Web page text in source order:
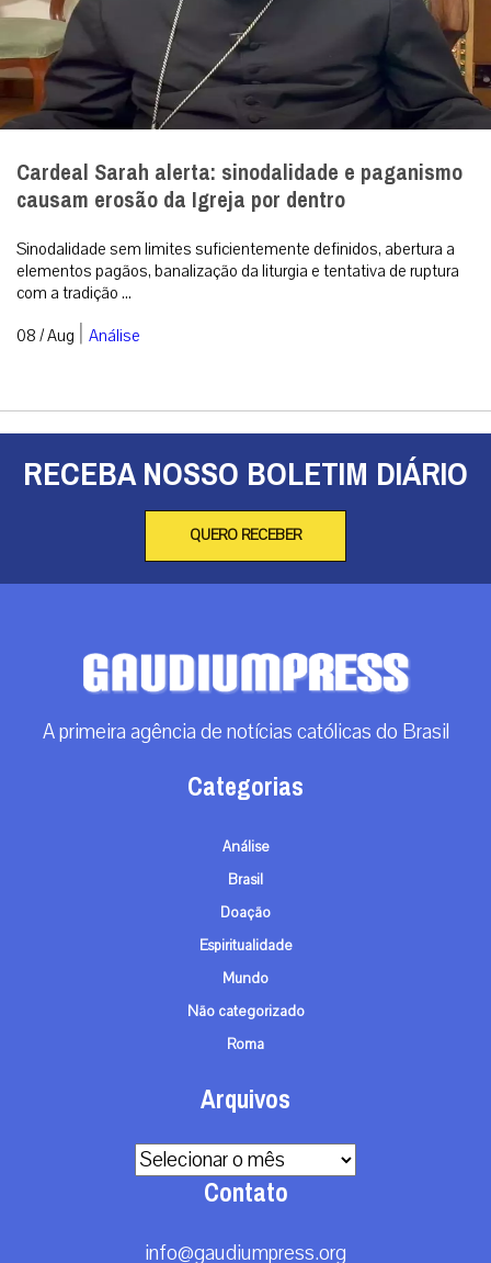
Cardeal Sarah alerta: sinodalidade e paganismo
causam erosão da Igreja por dentro
Sinodalidade sem limites suficientemente definidos, abertura a
elementos pagãos, banalização da liturgia e tentativa de ruptura
com a tradição ...
08 / Aug | Análise
RECEBA NOSSO BOLETIM DIÁRIO
QUERO RECEBER
A primeira agência de notícias católicas do Brasil
Categorias
Análise
Brasil
Doação
Espiritualidade
Mundo
Não categorizado
Roma
Arquivos
Arquivos
Contato
info@gaudiumpress.org